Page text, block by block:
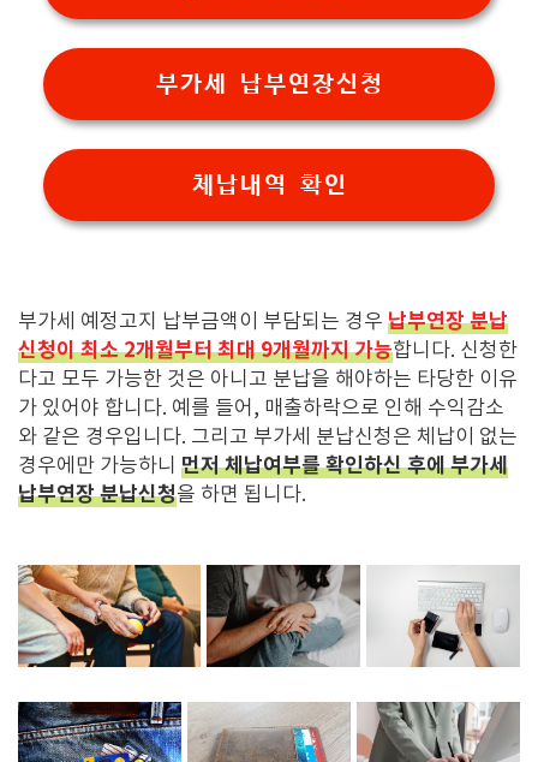
부가세 납부연장신청
체납내역 확인
부가세 예정고지 납부금액이 부담되는 경우 납부연장 분납
신청이 최소 2개월부터 최대 9개월까지 가능합니다. 신청한
다고 모두 가능한 것은 아니고 분납을 해야하는 타당한 이유
가 있어야 합니다. 예를 들어, 매출하락으로 인해 수익감소
와 같은 경우입니다. 그리고 부가세 분납신청은 체납이 없는
경우에만 가능하니 먼저 체납여부를 확인하신 후에 부가세
납부연장 분납신청을 하면 됩니다.